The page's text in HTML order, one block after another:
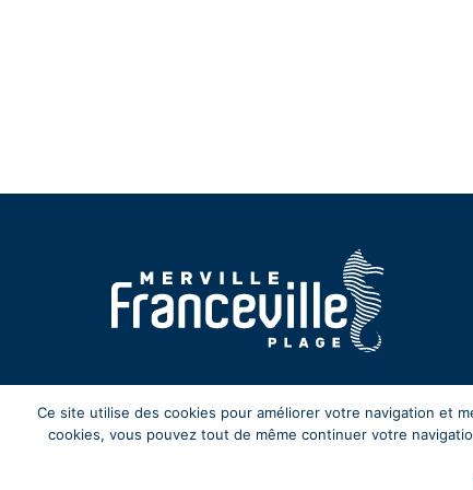
Ce site utilise des cookies pour améliorer votre navigation et
cookies, vous pouvez tout de même continuer votre